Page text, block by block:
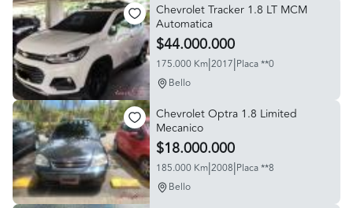
Chevrolet Tracker 1.8 LT MCM
Automatica
$44.000.000
175.000 Km|2017|Placa **0
Bello
Chevrolet Optra 1.8 Limited
Mecanico
$18.000.000
185.000 Km|2008|Placa **8
Bello